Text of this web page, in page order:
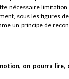
nécessaire
sous les figures
un principe de
on pourra lire,